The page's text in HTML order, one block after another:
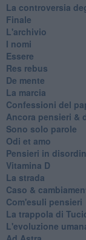
La controversia
Finale
L'archivio
I nomi
Essere
Res rebus
De mente
La marcia
Confessioni del
Ancora pensieri &
Sono solo parole
Odi et amo
Pensieri in
Vitamina D
La strada
Caso &
Com'esuli pensieri
La trappola di
L'evoluzione